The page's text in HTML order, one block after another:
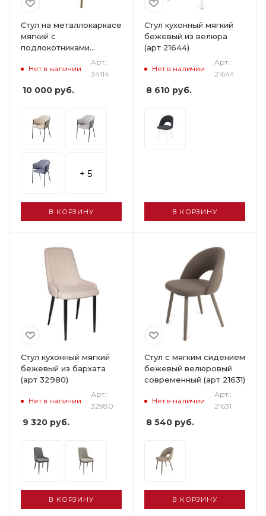
Стул на металлокаркасе
мягкий с
подлокотниками
кремовый (арт 34114)
Нет в наличии
Арт.:
34114
10 000 руб.
+ 5
В КОРЗИНУ
Стул кухонный мягкий
бежевый из велюра
(арт 21644)
Нет в наличии
Арт.:
21644
8 610 руб.
В КОРЗИНУ
Стул кухонный мягкий
бежевый из бархата
(арт 32980)
Нет в наличии
Арт.:
32980
9 320 руб.
В КОРЗИНУ
Стул с мягким сидением
бежевый велюровый
современный (арт 21631)
Нет в наличии
Арт.:
21631
8 540 руб.
В КОРЗИНУ